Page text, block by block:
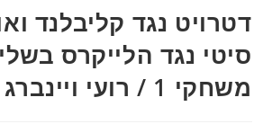
דטרויט נגד קליבלנד
סיטי נגד הלייקרס
משחקי 1 / רועי ויינברג